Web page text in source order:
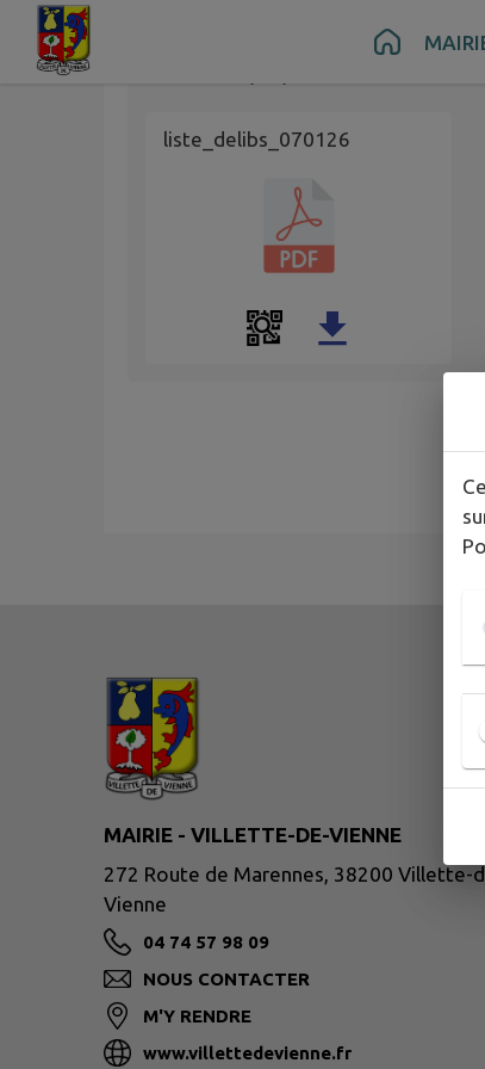
Contenu Pied de page
liste_delibs_070126
MAIRIE - VILLETTE-DE-VIENNE
272 Route de Marennes, 38200 Villette-
Vienne
04 74 57 98 09
NOUS CONTACTER
M'Y RENDRE
www.villettedevienne.fr